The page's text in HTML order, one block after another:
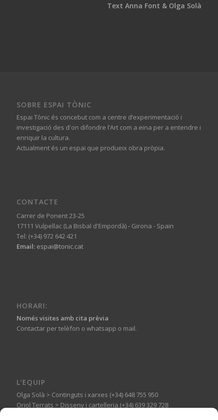
Text Anna Font & Olga Solà
SOBRE ESPAI TÒNIC
Espai Tònic és concebut com a centre d’experimentació i
investigació des d'on difondre l’Art com a eina per a entendre i
enriquir la cultura.
Actualment és un espai que produeix obra pròpia.
CONTACTE
Carrer de Ponent 23-25
17111 Vulpellac (La Bisbal d'Empordà) - Girona - Spain
Tel: (+34) 972 642 421
Email:espai@tonic.cat
HORARI:
Només visites amb cita prèvia
Contactar per telèfon o whatsapp o mail.
L’EQUIP
Olga Solà > Continguts i xarxes (+34) 648 755 950
Oriol Terrats > Disseny i cartelleria (+34) 639 329 728